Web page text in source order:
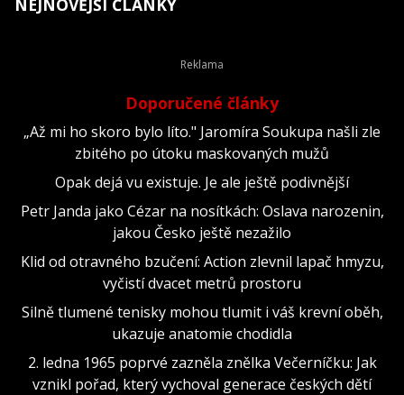
NEJNOVĚJŠÍ ČLÁNKY
Doporučené články
„Až mi ho skoro bylo líto." Jaromíra Soukupa našli zle
zbitého po útoku maskovaných mužů
Opak dejá vu existuje. Je ale ještě podivnější
Petr Janda jako Cézar na nosítkách: Oslava narozenin,
jakou Česko ještě nezažilo
Klid od otravného bzučení: Action zlevnil lapač hmyzu,
vyčistí dvacet metrů prostoru
Silně tlumené tenisky mohou tlumit i váš krevní oběh,
ukazuje anatomie chodidla
2. ledna 1965 poprvé zazněla znělka Večerníčku: Jak
vznikl pořad, který vychoval generace českých dětí